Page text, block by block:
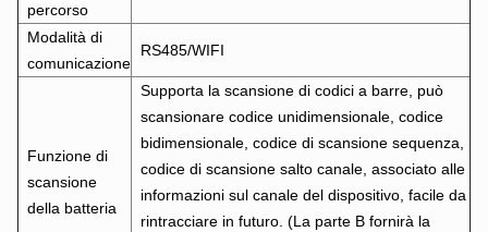
percorso
Modalità di
comunicazione
RS485/WIFI
Funzione di
scansione
della batteria
Supporta la scansione di codici a barre, può
scansionare codice unidimensionale, codice
bidimensionale, codice di scansione sequenza,
codice di scansione salto canale, associato alle
informazioni sul canale del dispositivo, facile da
rintracciare in futuro. (La parte B fornirà la